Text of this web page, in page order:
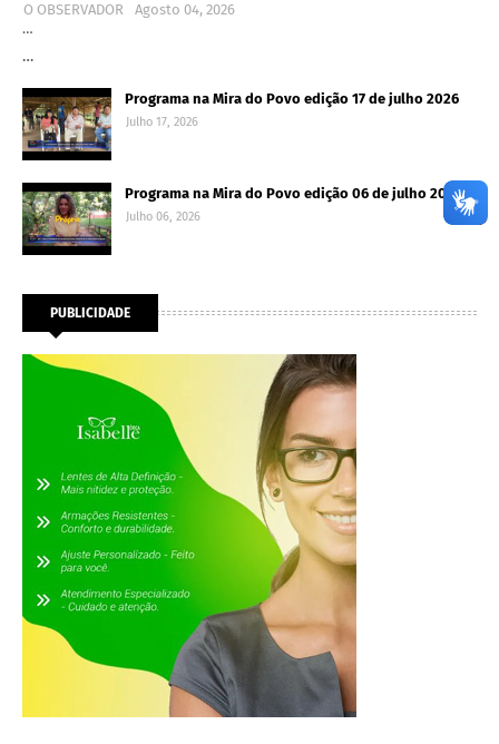
O OBSERVADOR
Agosto 04, 2026
…
…
Programa na Mira do Povo edição 17 de julho 2026
Julho 17, 2026
Programa na Mira do Povo edição 06 de julho 2026
Julho 06, 2026
PUBLICIDADE